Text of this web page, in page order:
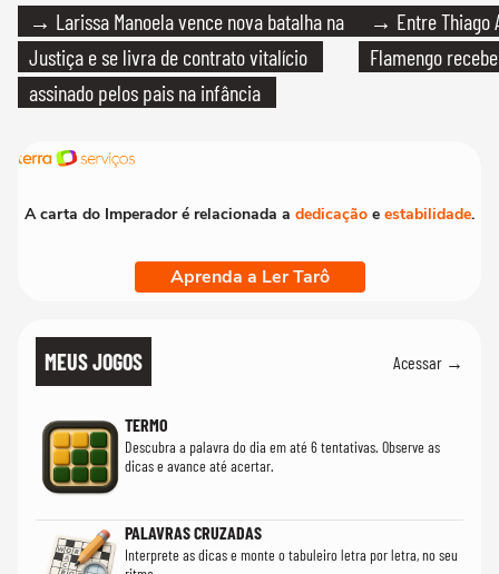
→ Larissa Manoela vence nova batalha na
Justiça e se livra de contrato vitalício
assinado pelos pais na infância
→ Entre Thiago
Flamengo
A carta do Imperador é relacionada a dedicação e estabilidade.
Aprenda a Ler Tarô
MEUS JOGOS Acessar →
TERMO
Descubra a palavra do dia em até 6 tentativas. Observe as
dicas e avance até acertar.
PALAVRAS CRUZADAS
Interprete as dicas e monte o tabuleiro letra por letra, no seu